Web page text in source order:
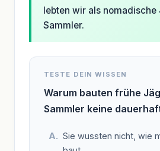
lebten wir als nomadische
Sammler.
TESTE DEIN WISSEN
Warum bauten frühe
Sammler keine
Sie wussten nicht, wie